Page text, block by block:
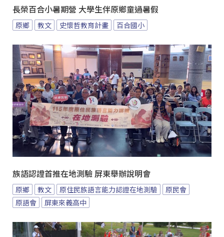
長榮百合小暑期營 大學生伴原鄉童過暑假
原鄉 教文 史懷哲教育計畫 百合國小
族語認證首推在地測驗 屏東舉辦說明會
原鄉 教文 原住民族語言能力認證在地測驗
原民會
原語會
屏東來義高中